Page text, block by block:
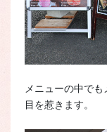
メニューの中で
目を惹きます。